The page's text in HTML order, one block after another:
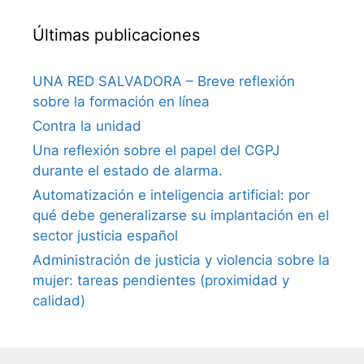
Últimas publicaciones
UNA RED SALVADORA – Breve reflexión
sobre la formación en línea
Contra la unidad
Una reflexión sobre el papel del CGPJ
durante el estado de alarma.
Automatización e inteligencia artificial: por
qué debe generalizarse su implantación en el
sector justicia español
Administración de justicia y violencia sobre la
mujer: tareas pendientes (proximidad y
calidad)